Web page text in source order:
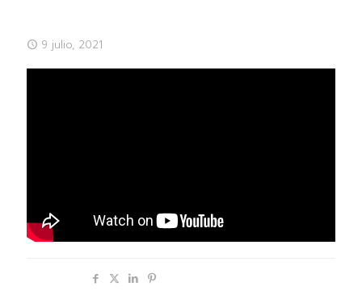
9 julio, 2021